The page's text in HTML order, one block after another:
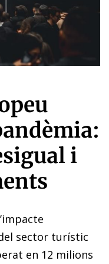
i
sector turístic
en 12 milions